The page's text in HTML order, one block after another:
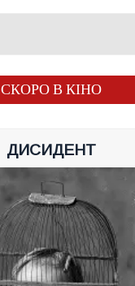
СКОРО В КІНО
ДИСИДЕНТ